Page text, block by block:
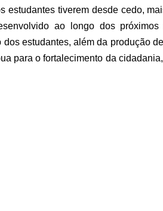
estudantes tiverem desde cedo,
ao longo dos
estudantes, além da produção
para o fortalecimento da